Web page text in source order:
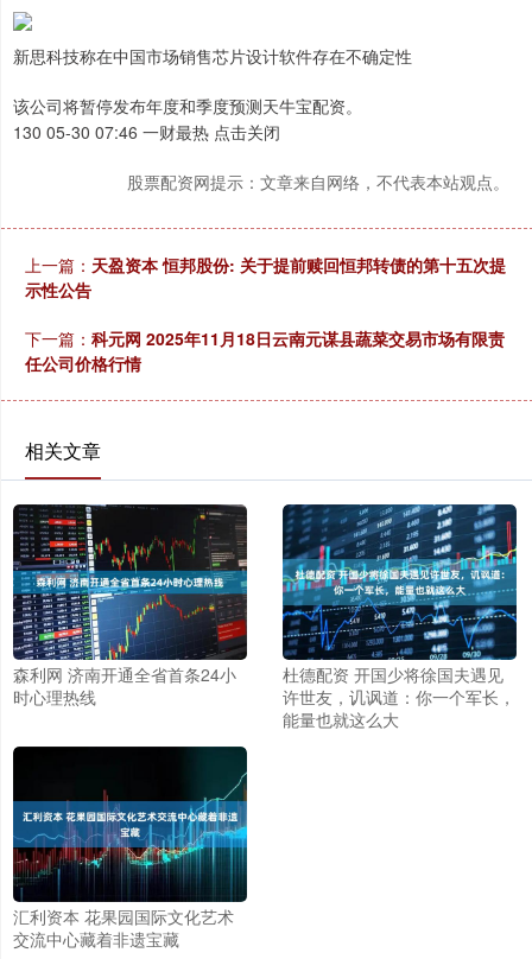
新思科技称在中国市场销售芯片设计软件存在不确定性
该公司将暂停发布年度和季度预测天牛宝配资。
130 05-30 07:46 一财最热 点击关闭
股票配资网提示：文章来自网络，不代表本站观点。
上一篇： 天盈资本 恒邦股份: 关于提前赎回恒邦转债的第十五次提
示性公告
下一篇： 科元网 2025年11月18日云南元谋县蔬菜交易市场有限责
任公司价格行情
相关文章
森利网 济南开通全省首条24小
时心理热线
杜德配资 开国少将徐国夫遇见
许世友，讥讽道：你一个军长，
能量也就这么大
汇利资本 花果园国际文化艺术
交流中心藏着非遗宝藏